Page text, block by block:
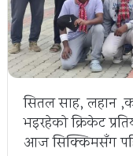
सितल साह, लहान
भइरहेको क्रिकेट
आज सिक्किमसँग